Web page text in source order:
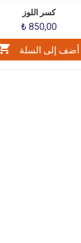
كسر اللوز
₺ 850,00
أضف إلى السلة